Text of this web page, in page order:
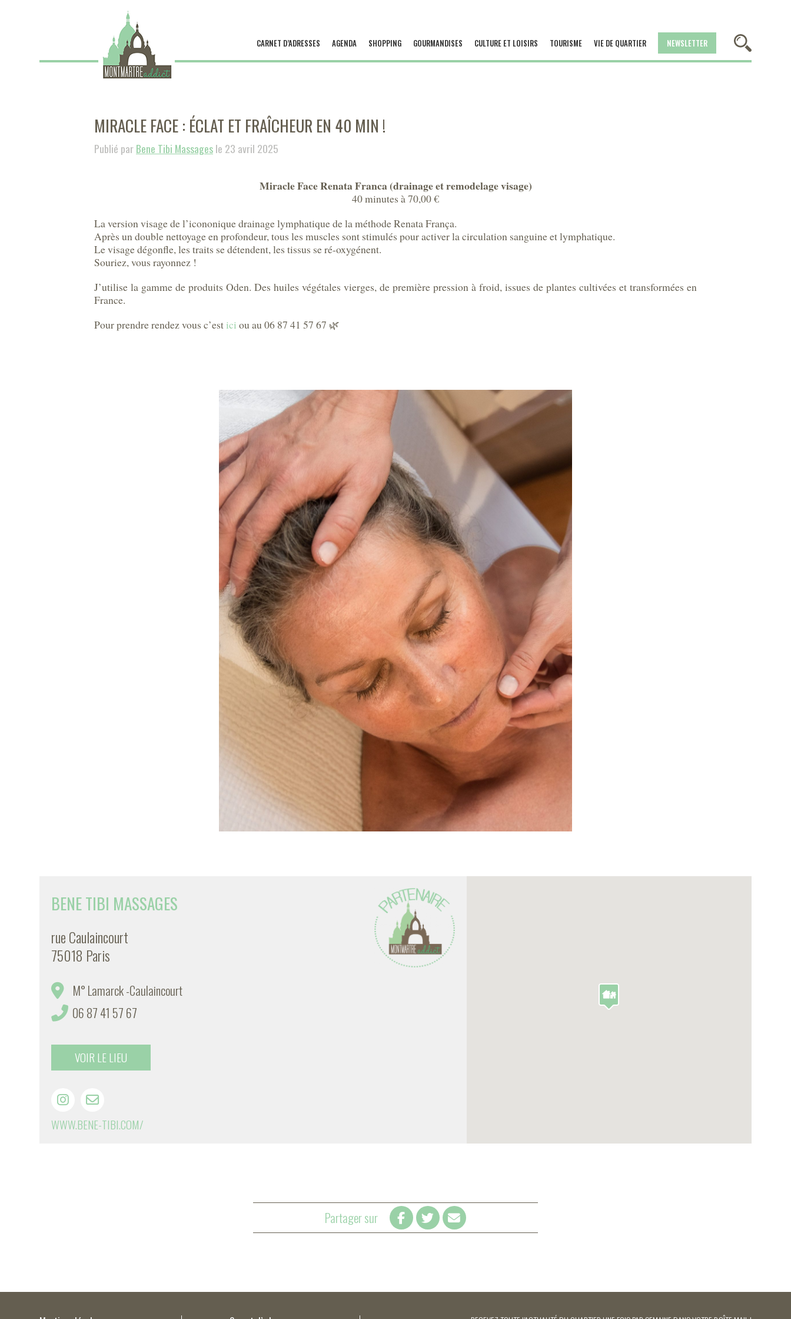
CARNET D’ADRESSES AGENDA SHOPPING GOURMANDISES CULTURE ET LOISIRS TOURISME VIE DE QUARTIER NEWSLETTER
MIRACLE FACE : ÉCLAT ET FRAÎCHEUR EN 40 MIN !
Publié parBene Tibi Massagesle 23 avril 2025
Miracle Face Renata Franca (drainage et remodelage visage)
40 minutes à 70,00 €
La version visage de l’icononique drainage lymphatique de la méthode Renata França.
Après un double nettoyage en profondeur, tous les muscles sont stimulés pour activer la circulation sanguine et lymphatique.
Le visage dégonfle, les traits se détendent, les tissus se ré-oxygénent.
Souriez, vous rayonnez !
J’utilise la gamme de produits Oden. Des huiles végétales vierges, de première pression à froid, issues de plantes cultivées et transformées en
France.
Pour prendre rendez vous c’est ici ou au 06 87 41 57 67 🌿
BENE TIBI MASSAGES
rue Caulaincourt
75018 Paris
M° Lamarck -Caulaincourt
06 87 41 57 67
VOIR LE LIEU
WWW.BENE-TIBI.COM/
Partager sur